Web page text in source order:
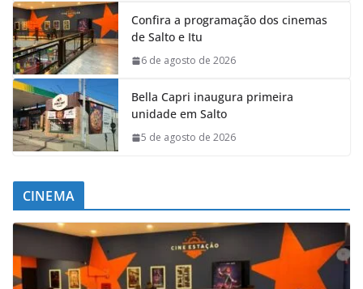
Confira a programação dos cinemas
de Salto e Itu
6 de agosto de 2026
Bella Capri inaugura primeira
unidade em Salto
5 de agosto de 2026
CINEMA